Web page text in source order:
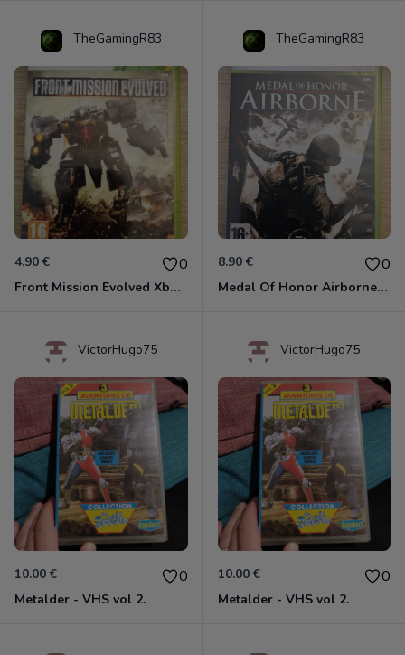
TheGamingR83
4.90 € 0
Front Mission Evolved Xbox 360
TheGamingR83
8.90 € 0
Medal Of Honor Airborne Xbox 360
VictorHugo75
10.00 € 0
Metalder - VHS vol 2.
VictorHugo75
10.00 € 0
Metalder - VHS vol 2.